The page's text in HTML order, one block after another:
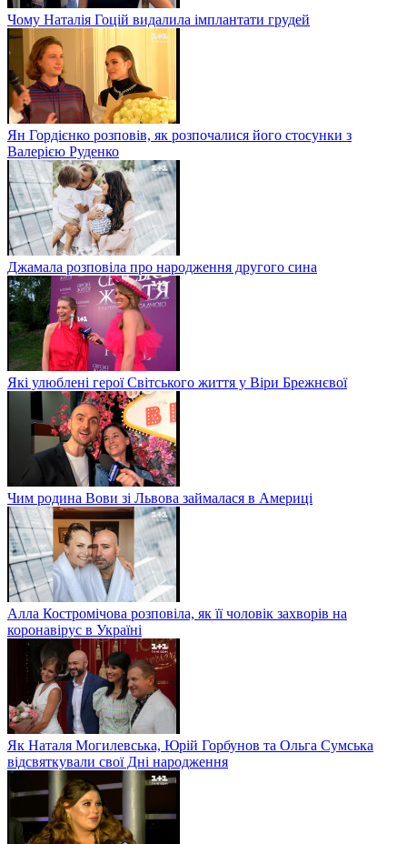
Чому Наталія Гоцій видалила імплантати грудей
Ян Гордієнко розповів, як розпочалися його стосунки з
Валерією Руденко
Джамала розповіла про народження другого сина
Які улюблені герої Світського життя у Віри Брежнєвої
Чим родина Вови зі Львова займалася в Америці
Алла Костромічова розповіла, як її чоловік захворів на
коронавірус в Україні
Як Наталя Могилевська, Юрій Горбунов та Ольга Сумська
відсвяткували свої Дні народження